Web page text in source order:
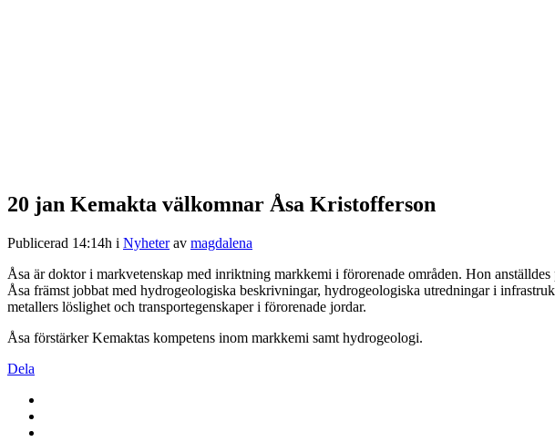
20 jan Kemakta välkomnar Åsa Kristofferson
Publicerad 14:14h i Nyheter av magdalena
Åsa är doktor i markvetenskap med inriktning markkemi i förorenade områden. Hon
Åsa främst jobbat med hydrogeologiska beskrivningar, hydrogeologiska utredningar i
metallers löslighet och transportegenskaper i förorenade jordar.
Åsa förstärker Kemaktas kompetens inom markkemi samt hydrogeologi.
Dela